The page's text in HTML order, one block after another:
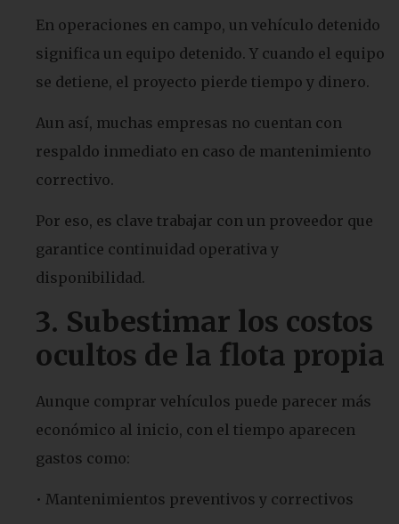
En operaciones en campo, un vehículo detenido
significa un equipo detenido. Y cuando el equipo
se detiene, el proyecto pierde tiempo y dinero.
Aun así, muchas empresas no cuentan con
respaldo inmediato en caso de mantenimiento
correctivo.
Por eso, es clave trabajar con un proveedor que
garantice continuidad operativa y
disponibilidad.
3. Subestimar los costos
ocultos de la flota propia
Aunque comprar vehículos puede parecer más
económico al inicio, con el tiempo aparecen
gastos como:
• Mantenimientos preventivos y correctivos